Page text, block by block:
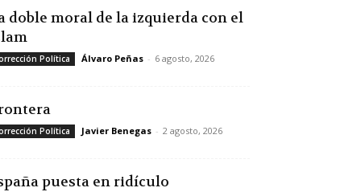
doble moral de la izquierda con el
Política Álvaro Peñas - 6 agosto, 2026
Política Javier Benegas - 2 agosto, 2026
puesta en ridículo